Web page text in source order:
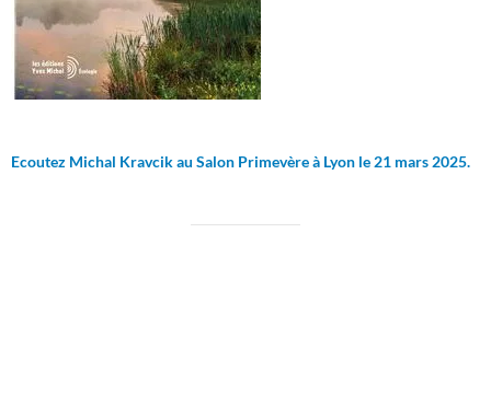
Ecoutez Michal Kravcik au Salon Primevère à Lyon le 21 mars 2025.